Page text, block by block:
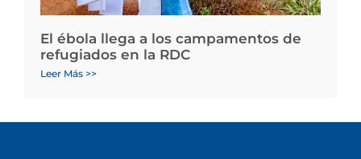
El ébola llega a los campamentos de
refugiados en la RDC
Leer Más >>